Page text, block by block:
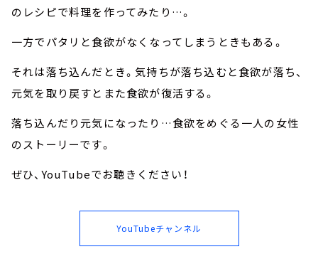
のレシピで料理を作ってみたり…。
一方でパタリと食欲がなくなってしまうときもある。
それは落ち込んだとき。気持ちが落ち込むと食欲が落ち、
元気を取り戻すとまた食欲が復活する。
落ち込んだり元気になったり…食欲をめぐる一人の女性
のストーリーです。
ぜひ、YouTubeでお聴きください！
YouTubeチャンネル